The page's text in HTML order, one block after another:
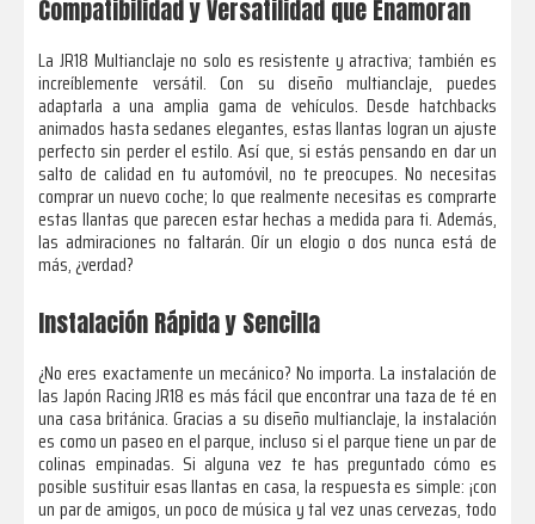
Compatibilidad y Versatilidad que Enamoran
La JR18 Multianclaje no solo es resistente y atractiva; también es
increíblemente versátil. Con su diseño multianclaje, puedes
adaptarla a una amplia gama de vehículos. Desde hatchbacks
animados hasta sedanes elegantes, estas llantas logran un ajuste
perfecto sin perder el estilo. Así que, si estás pensando en dar un
salto de calidad en tu automóvil, no te preocupes. No necesitas
comprar un nuevo coche; lo que realmente necesitas es comprarte
estas llantas que parecen estar hechas a medida para ti. Además,
las admiraciones no faltarán. Oír un elogio o dos nunca está de
más, ¿verdad?
Instalación Rápida y Sencilla
¿No eres exactamente un mecánico? No importa. La instalación de
las Japón Racing JR18 es más fácil que encontrar una taza de té en
una casa británica. Gracias a su diseño multianclaje, la instalación
es como un paseo en el parque, incluso si el parque tiene un par de
colinas empinadas. Si alguna vez te has preguntado cómo es
posible sustituir esas llantas en casa, la respuesta es simple: ¡con
un par de amigos, un poco de música y tal vez unas cervezas, todo